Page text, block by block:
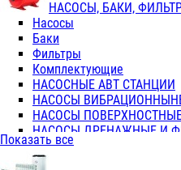
ТРОЙНИКИ
ТРОЙНИКИ С
КОЛЬЦА РЕЗИНОВЫЕ
ТРУБЫ НАПОРНЫЕ
ТРУБЫ
ТРУБЫ
НАСОСЫ, БАКИ,
Насосы
Баки
Фильтры
Комплектующие
НАСОСНЫЕ АВТ СТАНЦИИ
НАСОСЫ
НАСОСЫ
НАСОСЫ ДРЕНАЖНЫЕ И
НАСОСЫ ПОВЫСИТ и
НАСОСЫ СКВАЖИННЫЕ
Показать все